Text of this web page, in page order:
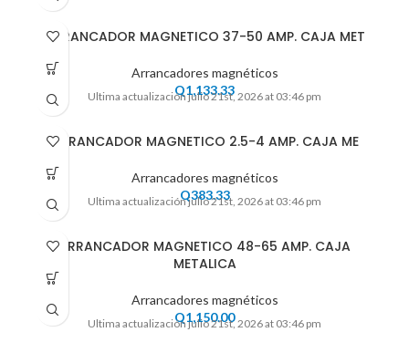
ARRANCADOR MAGNETICO 37-50 AMP. CAJA MET
Arrancadores magnéticos
Q1,133.33
Ultima actualización julio 21st, 2026 at 03:46 pm
ARRANCADOR MAGNETICO 2.5-4 AMP. CAJA ME
Arrancadores magnéticos
Q383.33
Ultima actualización julio 21st, 2026 at 03:46 pm
ARRANCADOR MAGNETICO 48-65 AMP. CAJA
METALICA
Arrancadores magnéticos
Q1,150.00
Ultima actualización julio 21st, 2026 at 03:46 pm